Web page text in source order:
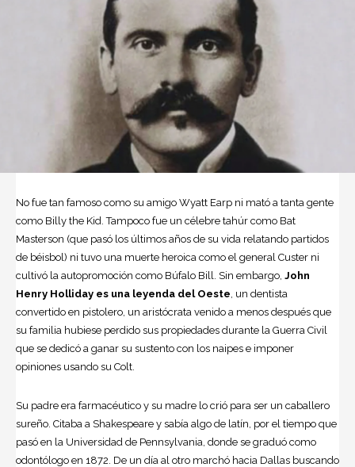
No fue tan famoso como su amigo Wyatt Earp ni mató a tanta gente
como Billy the Kid. Tampoco fue un célebre tahúr como Bat
Masterson (que pasó los últimos años de su vida relatando partidos
de béisbol) ni tuvo una muerte heroica como el general Custer ni
cultivó la autopromoción como Búfalo Bill. Sin embargo, John
Henry Holliday es una leyenda del Oeste , un dentista
convertido en pistolero, un aristócrata venido a menos después que
su familia hubiese perdido sus propiedades durante la Guerra Civil
que se dedicó a ganar su sustento con los naipes e imponer
opiniones usando su Colt.
Su padre era farmacéutico y su madre lo crió para ser un caballero
sureño. Citaba a Shakespeare y sabía algo de latín, por el tiempo que
pasó en la Universidad de Pennsylvania, donde se graduó como
odontólogo en 1872. De un día al otro marchó hacia Dallas buscando